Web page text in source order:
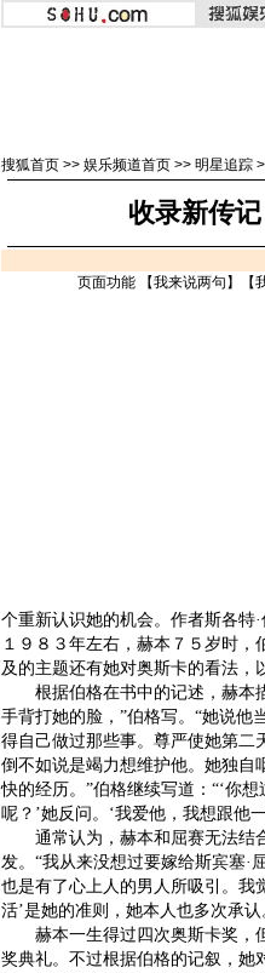
搜狐首页 >> 娱乐频道首页 >> 明星追踪
收录新传
页面功能 【我来说两句 】【
个重新认识她的机会。作者斯各
１９８３年左右，赫本７５岁时
及的主题还有她对奥斯卡的看法，
根据伯格在书中的记述，赫本描
手背打她的脸，”伯格写。“她说他
得自己做过那些事。尊严使她第二
倒不如说是竭力想维护他。她独自
快的经历。”伯格继续写道：“‘你
呢？’她反问。‘我爱他，我想跟他
通常认为，赫本和屈赛无法结合
发。“我从来没想过要嫁给斯宾塞·
也是有了心上人的男人所吸引。我
活’是她的准则，她本人也多次承
赫本一生得过四次奥斯卡奖，
奖典礼。不过根据伯格的记叙，她